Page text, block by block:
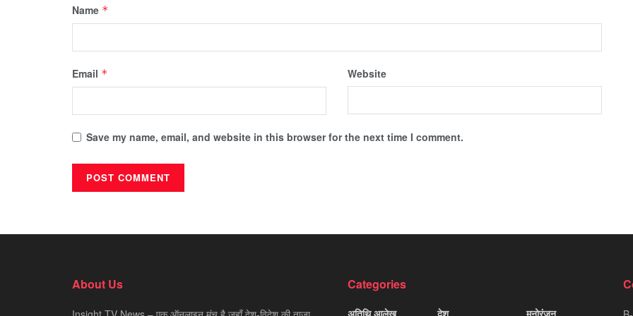
Name *
Email * Website
Save my name, email, and website in this browser for the next time I comment.
About Us Categories
अतिथि आलेख देश मनोरंजन